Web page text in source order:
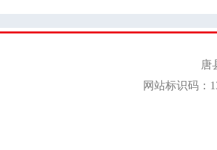
生态环境局唐县分局